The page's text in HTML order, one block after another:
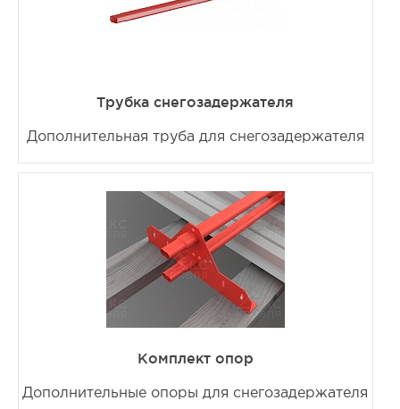
Трубка снегозадержателя
Дополнительная труба для снегозадержателя
Комплект опор
Дополнительные опоры для снегозадержателя